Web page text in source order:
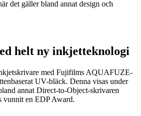
det gäller bland annat design och
helt ny inkjetteknologi
med Fujifilms AQUAFUZE-
UV-bläck. Denna visas under
annat Direct-to-Object-skrivaren
vunnit en EDP Award.